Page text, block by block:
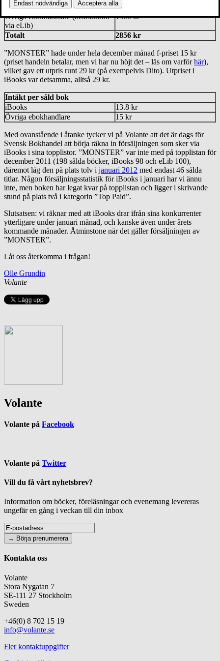
iBooks
1356 kr
Övriga ebokhandlare (distribution
via eLib)
1500 kr
Totalt 2856 kr
”MONSTER” hade under hela december månad f-priset 15 kr
(priset handeln betalar, men vi har nu höjt det – läs om varförhär),
vilket gav ett utpris runt 29 kr (på exempelvis Dito). Utpriset i
iBooks var detsamma, alltså 29 kr.
Intäkt per såld bok
iBooks
13.8 kr
Övriga ebokhandlare
15 kr
Med ovanstående i åtanke tycker vi på Volante att det är dags för
Svensk Bokhandel att börja räkna in försäljningen som sker via
iBooks i sina topplistor. ”MONSTER” var inte med på topplistan för
december 2011 (198 sålda böcker, iBooks 98 och eLib 100),
däremot låg den på plats tolv i januari 2012 med endast 46 sålda
titlar. Någon försäljningsstatistik för iBooks i januari har vi ännu
inte, men boken har legat kvar på topplistan och ligger i skrivande
stund på plats två i kategorin ”Top Paid”.
Slutsatsen: vi räknar med att iBooks drar ifrån sina konkurrenter
ytterligare under januari månad, och kanske även under årets
kommande månader. Åtminstone när det gäller försäljningen av
”MONSTER”.
Låt oss återkomma i frågan!
Olle Grundin
Volante
Volante
Volante på Facebook
Volante på Twitter
Vill du få vårt nyhetsbrev?
Information om böcker, föreläsningar och evenemang levereras
ungefär en gång i veckan till din inbox
Kontakta oss
Volante
Stora Nygatan 7
SE-111 27 Stockholm
Sweden
+46(0) 8 702 15 19
info@volante.se
Fler kontaktuppgifter
Endast nödvändiga Acceptera alla